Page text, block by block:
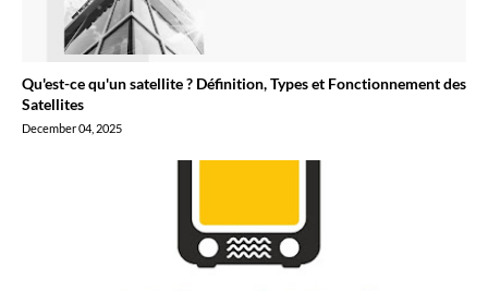
Qu'est-ce qu'un satellite ? Définition, Types et Fonctionnement des
Satellites
December 04, 2025